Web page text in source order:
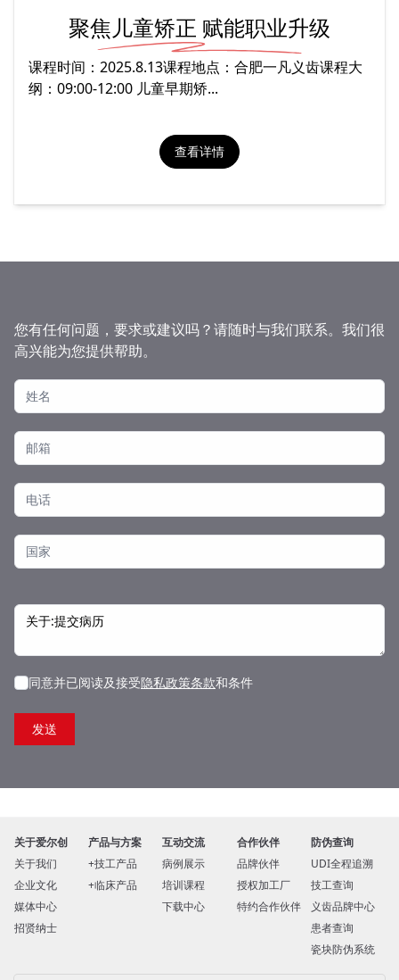
聚焦儿童矫正 赋能职业升级
课程时间：2025.8.13课程地点：合肥一凡义齿课程大
纲：09:00-12:00 儿童早期矫...
查看详情
您有任何问题，要求或建议吗？请随时与我们联系。我们很
高兴能为您提供帮助。
同意并已阅读及接受隐私政策条款和条件
关于爱尔创
关于我们
企业文化
媒体中心
招贤纳士
产品与方案
技工产品
临床产品
互动交流
病例展示
培训课程
下载中心
合作伙伴
品牌伙伴
授权加工厂
特约合作伙伴
防伪查询
UDI全程追溯
技工查询
义齿品牌中心
患者查询
瓷块防伪系统